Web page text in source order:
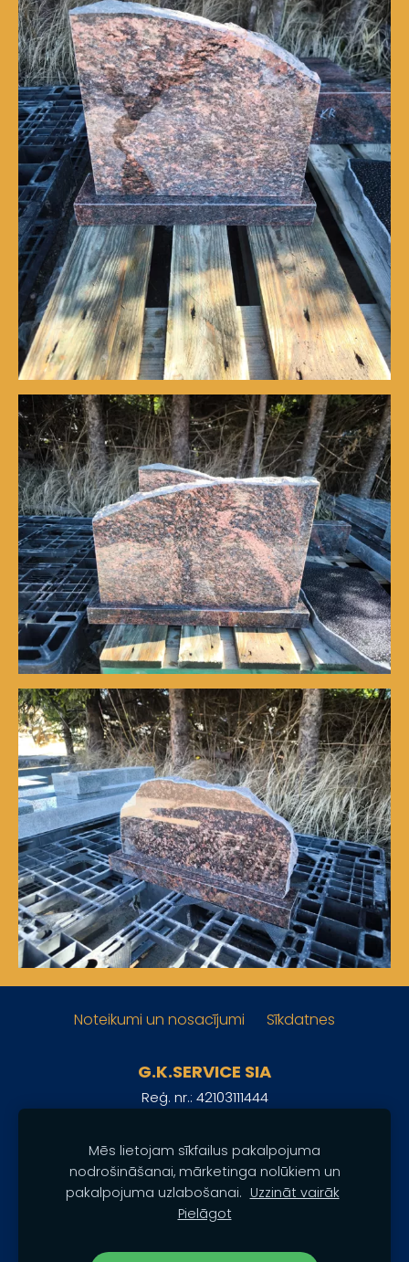
Noteikumi un nosacījumi Sīkdatnes
G.K.SERVICE SIA
Reģ. nr.: 42103111444
3430
Tālrunis:+371 24862370
Sekojiet mums:
Mēs lietojam sīkfailus pakalpojuma
nodrošināšanai, mārketinga nolūkiem un
pakalpojuma uzlabošanai. Uzzināt vairāk
Pielāgot